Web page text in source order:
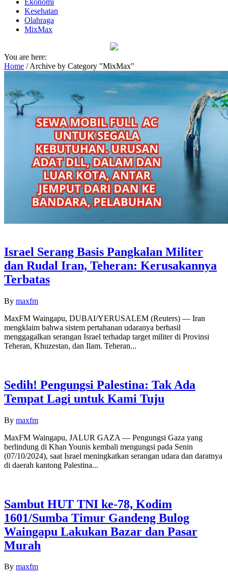
Ekonomi
Kesehatan
Olahraga
MixMax
You are here:
Home /Archive by Category "MixMax"
Israel Serang Basis Pangkalan Militer
dan Rudal Iran, Teheran: Kerusakannya
Terbatas
By maxfm
MaxFM Waingapu, DUBAI/YERUSALEM (Reuters) — Iran
mengklaim bahwa sistem pertahanan udaranya berhasil
menggagalkan serangan Israel terhadap target militer di Provinsi
Teheran, Khuzestan, dan Ilam. Teheran...
Sedih! Pengungsi Palestina: Tak Ada
Tempat Lagi untuk Kami Tuju
By maxfm
MaxFM Waingapu, JALUR GAZA — Pengungsi Gaza yang
berlindung di Khan Younis kembali mengungsi pada Senin
(07/10/2024), saat Israel meningkatkan serangan udara dan daratnya
di daerah kantong Palestina...
Sambut HUT TNI ke-78, Kodim
1601/Sumba Timur Gandeng Bulog
Waingapu Lakukan Bazar dan Pasar
Murah
By maxfm